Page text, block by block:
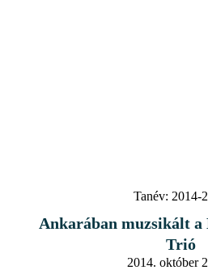
Tanév: 2014-
Ankarában muzsikált a
Trió
2014. október